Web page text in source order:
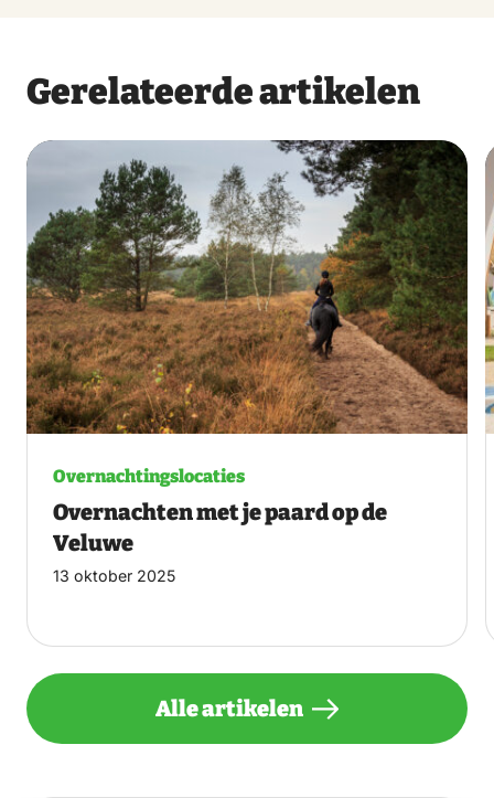
Gerelateerde artikelen
Overnachtingslocaties
Overnachten met je paard op de
Veluwe
13 oktober 2025
Alle artikelen